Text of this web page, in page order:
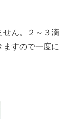
せん。２～３滴
ますので一度に